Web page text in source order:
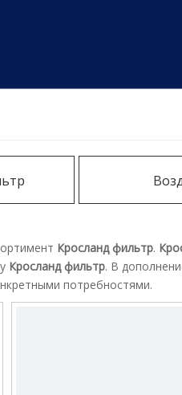
Кросланд фильтр.
Кросланд фильтр. В
потребностями.